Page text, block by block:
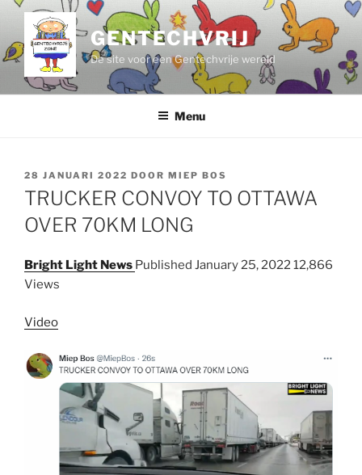
de
inhoud
GENTECHVRIJ
De site voor een Gentechvrije wereld
Menu
GEPLAATST
OP
28 JANUARI 2022 DOOR MIEP BOS
TRUCKER CONVOY TO OTTAWA
OVER 70KM LONG
Bright Light News Published January 25, 2022 12,866
Views
Video